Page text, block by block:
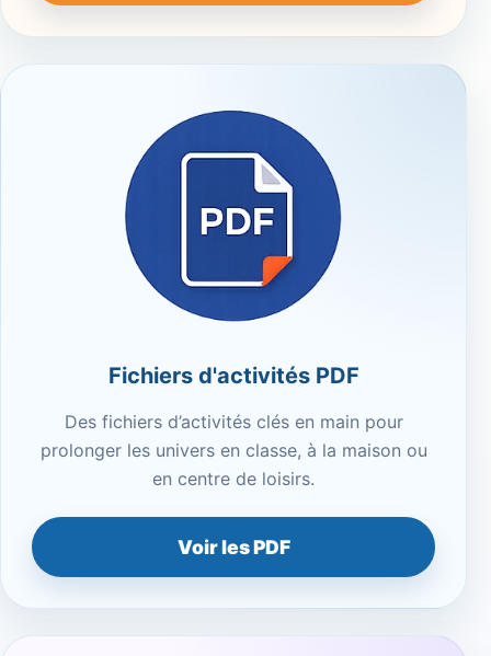
Fichiers d'activités PDF
Des fichiers d’activités clés en main pour
prolonger les univers en classe, à la maison ou
en centre de loisirs.
Voir les PDF